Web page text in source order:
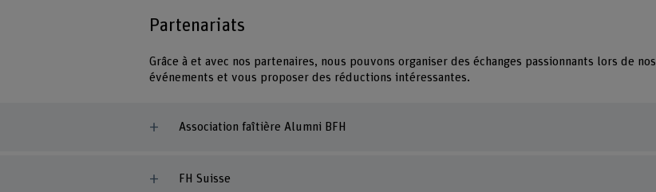
Partenariats
Grâce à et avec nos partenaires, nous pouvons organiser des échanges passionnants lors de nos
événements et vous proposer des réductions intéressantes.
Association faîtière Alumni BFH
FH Suisse